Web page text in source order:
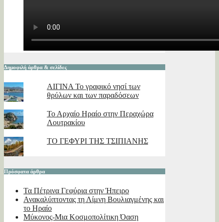
Δημοφιλή άρθρα & σελίδες
ΑΙΓΙΝΑ Το γραφικό νησί των
θρύλων και των παραδόσεων
Το Αρχαίο Ηραίο στην Περαχώρα
Λουτρακίου
ΤΟ ΓΕΦΥΡΙ ΤΗΣ ΤΣΙΠΙΑΝΗΣ
Πρόσφατα άρθρα
Τα Πέτρινα Γεφύρια στην Ήπειρο
Ανακαλύπτοντας τη Λίμνη Βουλιαγμένης και
το Ηραίο
Μύκονος-Μια Κοσμοπολίτικη Όαση